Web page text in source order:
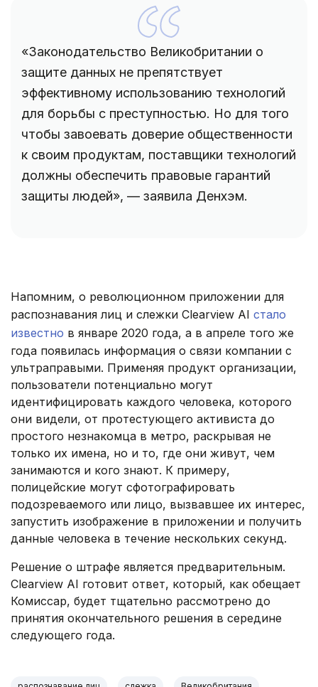
«Законодательство Великобритании о
защите данных не препятствует
эффективному использованию технологий
для борьбы с преступностью. Но для того
чтобы завоевать доверие общественности
к своим продуктам, поставщики технологий
должны обеспечить правовые гарантий
защиты людей», — заявила Денхэм.
Напомним, о революционном приложении для
распознавания лиц и слежки Clearview AI стало
известно в январе 2020 года, а в апреле того же
года появилась информация о связи компании с
ультраправыми. Применяя продукт организации,
пользователи потенциально могут
идентифицировать каждого человека, которого
они видели, от протестующего активиста до
простого незнакомца в метро, раскрывая не
только их имена, но и то, где они живут, чем
занимаются и кого знают. К примеру,
полицейские могут сфотографировать
подозреваемого или лицо, вызвавшее их интерес,
запустить изображение в приложении и получить
данные человека в течение нескольких секунд.
Решение о штрафе является предварительным.
Clearview AI готовит ответ, который, как обещает
Комиссар, будет тщательно рассмотрено до
принятия окончательного решения в середине
следующего года.